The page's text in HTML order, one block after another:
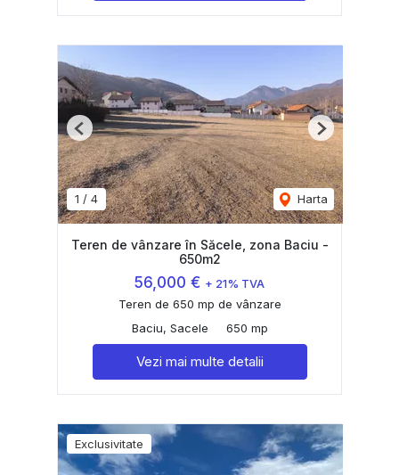
1 / 4 Harta
Previous Next
Teren de vânzare în Săcele, zona Baciu -
650m2
56,000 € + 21% TVA
Teren de 650 mp de vânzare
Baciu, Sacele
650 mp
Vezi mai multe detalii
Exclusivitate